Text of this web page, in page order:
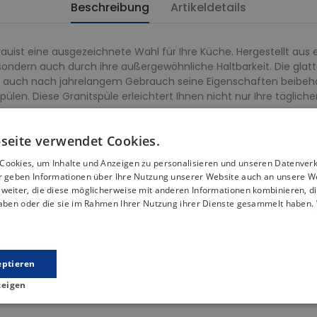
Beschreibung Artikeldetails
eine ausgezeichnete Wahl für Ihre Küche. Hergestellt
auch durch ihre außergewöhnliche Haltbarkeit. Die
nach jahrelangem Gebrauch seine Eigenschaften
Diese Granitspüle erleichtert Ihnen nicht nur Ihre
Widerstandsfähigkeit gegen extreme Temperaturen,
gegenüber plötzlichen Temperaturschwankungen, d. h.
Selbst bei täglichem Gebrauch und Kontakt mit
und stoßfest, was die Spülen vor Schäden durch
Pflege verhindert, dass Farbstoffe oder Lebensmittel
gegen viele Chemikalien, die man in der Küche
verwendet Cookies.
um Inhalte und Anzeigen zu personalisieren und unseren
geben Informationen über Ihre Nutzung unserer Website auch an unsere
die diese möglicherweise mit anderen Informationen kombinieren,
oder die sie im Rahmen Ihrer Nutzung ihrer Dienste gesammelt haben.